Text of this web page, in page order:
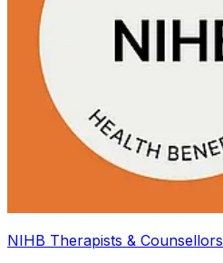
NIHB Therapists & Counsellors